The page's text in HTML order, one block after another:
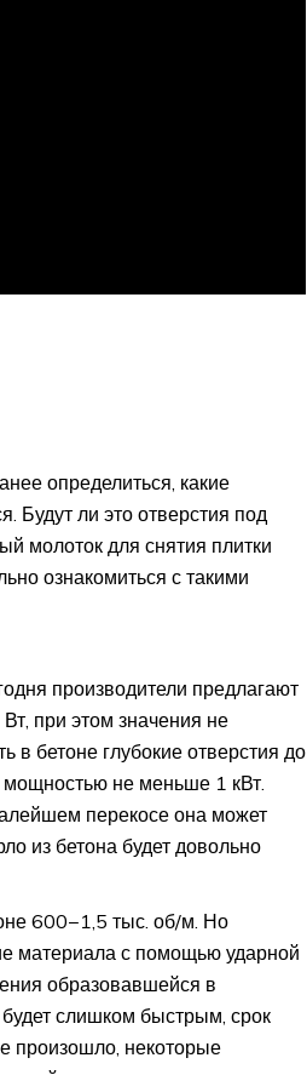
определиться, какие
Будут ли это отверстия под
молоток для снятия плитки
ознакомиться с такими
производители предлагают
при этом значения не
бетоне глубокие отверстия до
мощностью не меньше 1 кВт.
перекосе она может
из бетона будет довольно
600−1,5 тыс. об/м. Но
материала с помощью ударной
образовавшейся в
слишком быстрым, срок
произошло, некоторые